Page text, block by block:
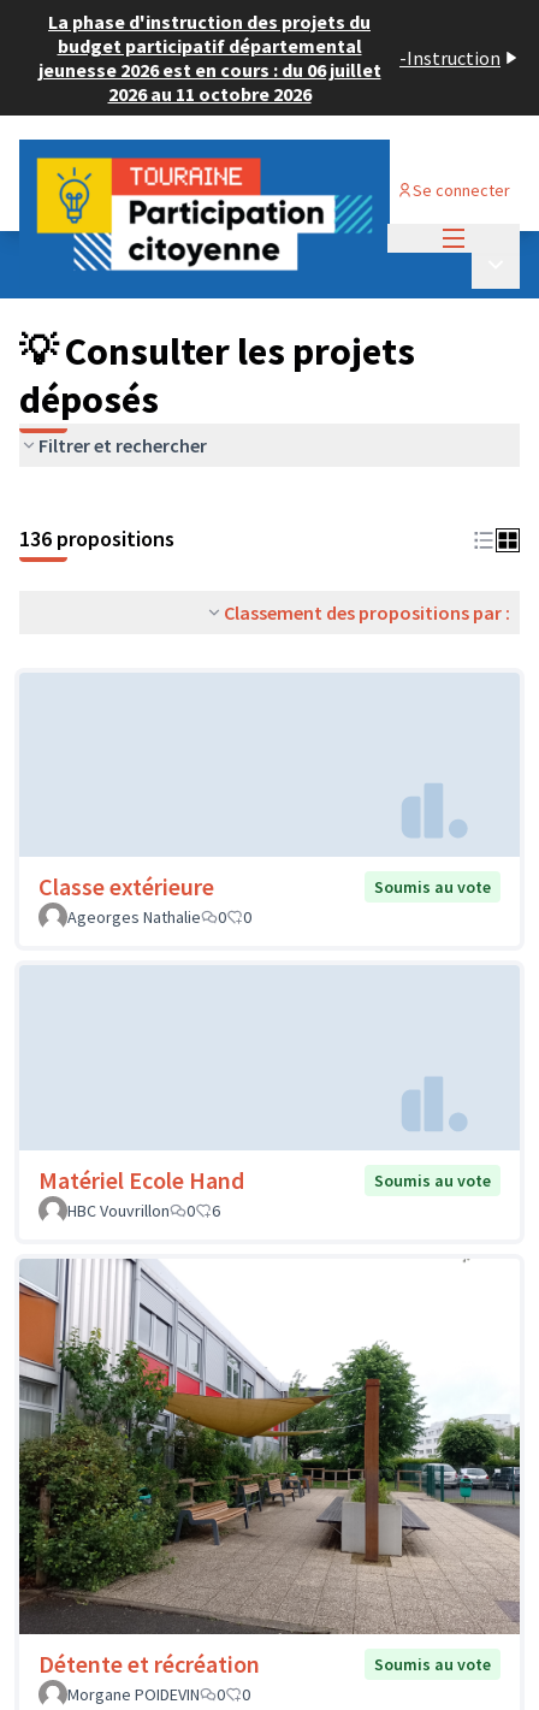
La phase d'instruction des projets du
budget participatif départemental
jeunesse 2026 est en cours : du 06 juillet
2026 au 11 octobre 2026
-Instruction
Se connecter
Budget Participatif JEUNESSE 2024
💡 Consulter les projets déposés
💡 Consulter les projets
déposés
Filtrer et rechercher
136 propositions
Classement des propositions par :
Classe extérieure
Soumis au vote
Ageorges Nathalie
0 0
Matériel Ecole Hand
Soumis au vote
HBC Vouvrillon
0 6
Détente et récréation
Soumis au vote
Morgane POIDEVIN
0 0